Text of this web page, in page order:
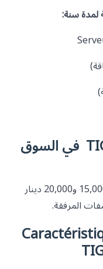
سنة:
في السوق
يتراوح سعر TIGER Matador بين 15,000 و20,000 دينار
المرفقة.
📡